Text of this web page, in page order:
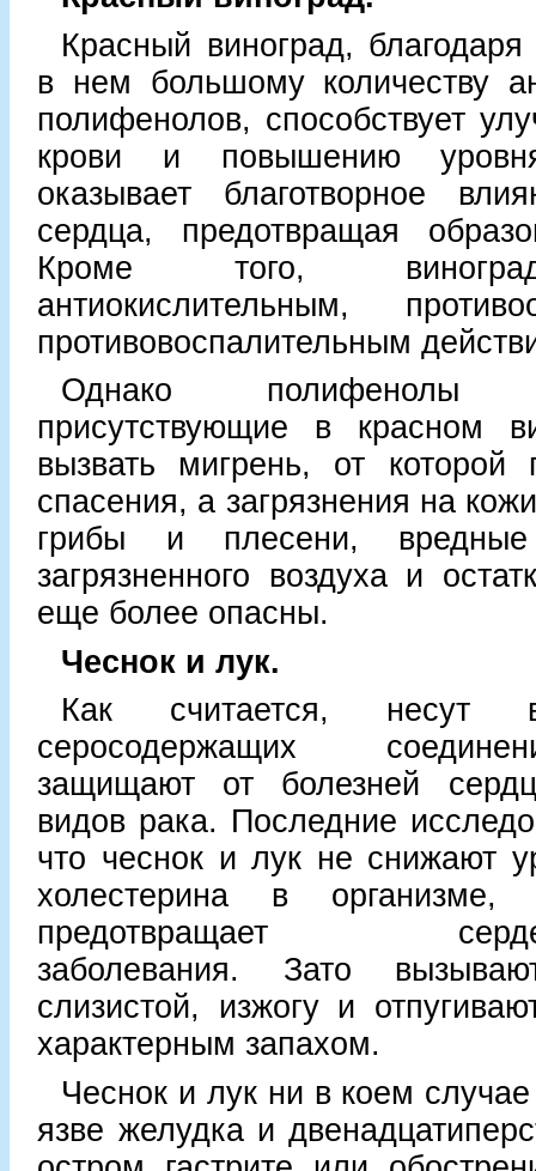
Красный виноград,
в нем большому количеству
полифенолов, способствует
крови и повышению
оказывает благотворное
сердца, предотвращая
Кроме того,
антиокислительным,
противовоспалительным
Однако
присутствующие в красном
вызвать мигрень, от которой
спасения, а загрязнения на
грибы и плесени,
загрязненного воздуха и
еще более опасны.
Чеснок и лук.
Как считается,
серосодержащих
защищают от болезней
видов рака. Последние
что чеснок и лук не снижают
холестерина в
предотвращает
заболевания. Зато
слизистой, изжогу и
характерным запахом.
Чеснок и лук ни в коем
язве желудка и